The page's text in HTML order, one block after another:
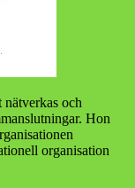
nätverkas och
Hon
organisation